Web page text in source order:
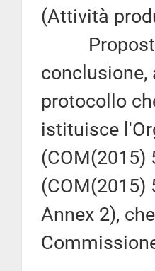
(Attività
Proposta
conclusione,
protocollo
istituisce
(COM(2015)
(COM(2015)
Annex 2),